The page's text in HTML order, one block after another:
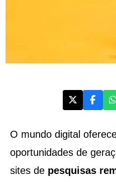
O mundo digital
oportunidades de
sites de pesquisas